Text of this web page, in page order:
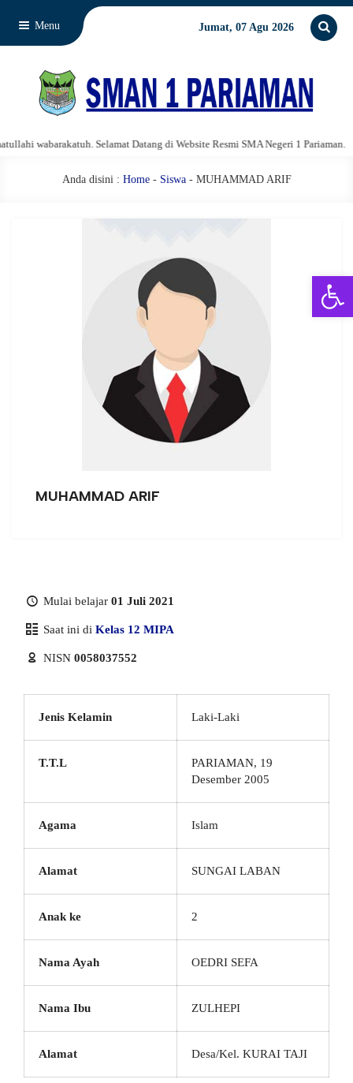
Menu Jumat, 07 Agu 2026
wabarakatuh. Selamat Datang di Website Resmi SMA Negeri 1 Pariaman.
Anda disini : Home- Siswa- MUHAMMAD ARIF
MUHAMMAD ARIF
Mulai belajar 01 Juli 2021
Saat ini di Kelas 12 MIPA
NISN 0058037552
Jenis Kelamin Laki-Laki
T.T.L
PARIAMAN, 19
Desember 2005
Agama Islam
Alamat SUNGAI LABAN
Anak ke 2
Nama Ayah OEDRI SEFA
Nama Ibu ZULHEPI
Alamat Desa/Kel. KURAI TAJI